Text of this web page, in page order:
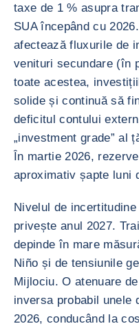
taxe de 1 % asupra
SUA începând cu
afectează fluxurile de
venituri secundare (în
toate acestea,
solide și continuă să
deficitul contului
„investment grade” al
În martie 2026,
aproximativ șapte luni
Nivelul de
privește anul 2027.
depinde în mare
Niño și de tensiunile
Mijlociu. O atenuare
inversa probabil unele
2026, conducând la